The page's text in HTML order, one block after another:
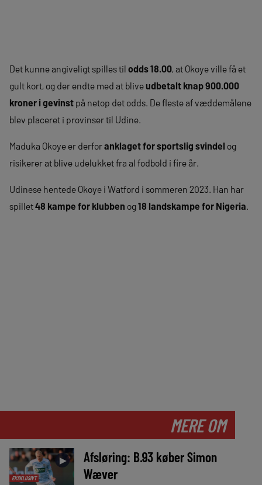
Det kunne angiveligt spilles til odds 18.00, at Okoye ville få et
gult kort, og der endte med at blive udbetalt knap 900.000
kroner i gevinst på netop det odds. De fleste af væddemålene
blev placeret i provinser til Udine.
Maduka Okoye er derforanklaget for sportslig svindel og
risikerer at blive udelukket fra al fodbold i fire år.
Udinese hentede Okoye i Watford i sommeren 2023. Han har
spillet48 kampe for klubben og18 landskampe for Nigeria.
MERE OM
EKSKLUSIVT
►
Afsløring: B.93 køber Simon
Wæver